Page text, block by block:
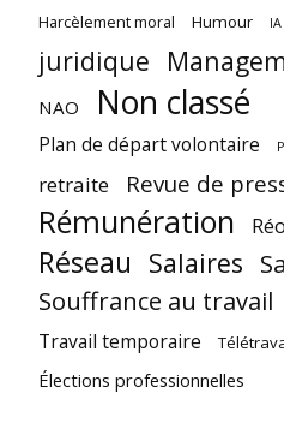
Harcèlement moral Humour IA
juridique
NAO Non classé
Plan de départ volontaire
retraite Revue de
Rémunération
Réseau Salaires
Souffrance au travail
Travail temporaire
Élections professionnelles